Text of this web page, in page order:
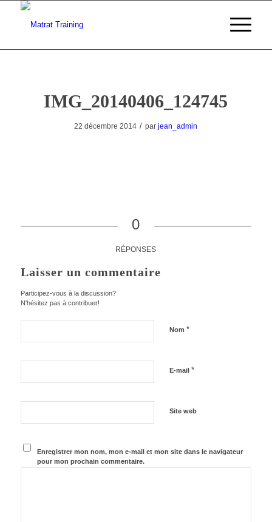
IMG_20140406_124745
22 décembre 2014 / parjean_admin
0
RÉPONSES
Laisser un commentaire
Participez-vous à la discussion?
N'hésitez pas à contribuer!
Nom *
E-mail *
Site web
Enregistrer mon nom, mon e-mail et mon site dans le navigateur
pour mon prochain commentaire.